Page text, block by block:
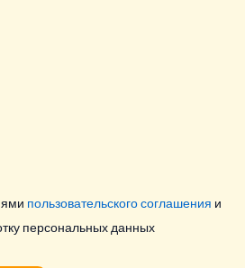
пользовательского соглашения и
персональных данных